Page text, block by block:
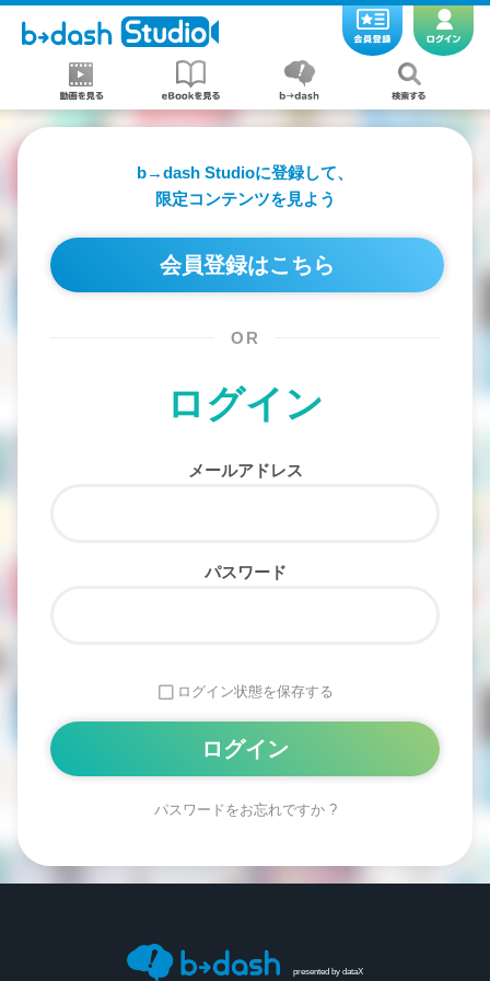
b→dash Studioに登録して、
限定コンテンツを見よう
会員登録はこちら
OR
ログイン
メールアドレス
パスワード
ログイン状態を保存する
パスワードをお忘れですか ?
presented by dataX